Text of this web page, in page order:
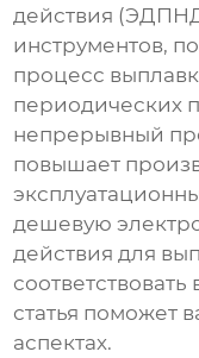
действия
инструментов,
процесс
периодических
непрерывный
повышает
дешевую
действия для
статья поможет
аспектах.